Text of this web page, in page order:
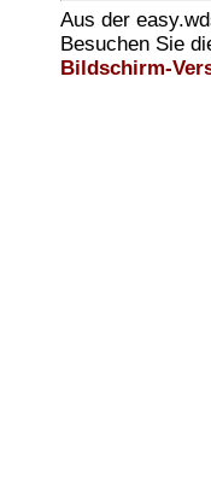
Aus der
Besuchen Sie
Bildschirm-